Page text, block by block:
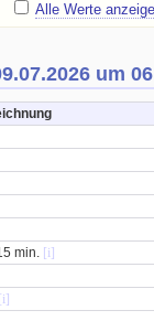
Alle Werte
um
min. [i]
[i]